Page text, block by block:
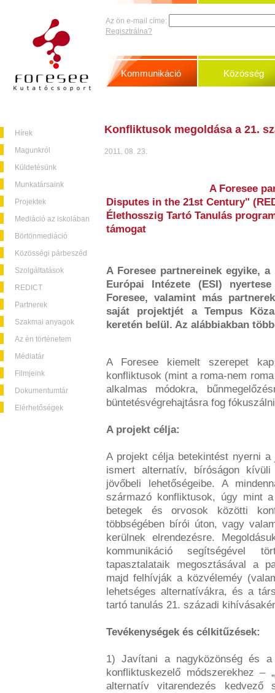
Hírek
Magunkról
Küldetésünk
Munkatársaink
Projektek
Mediáció az iskolában
Börtönmediáció
Közösségi párbeszéd
Szolgáltatások
REDICT
Partnerek
Szakmai anyagok
Az én történetem
Médiatár
Filmjeink
Dokumentumtár
Elérhetőségek
Az ön e-mail címe:
Regisztrálna?
Kommunikáció Közösség
Konfliktusok megoldása a 21.
2011. 08. 23.
A Foresee
Disputes in the 21st Century"
Élethosszig Tartó Tanulás
támogat
A Foresee partnereinek egyike,
Európai Intézete (ESI)
Foresee, valamint más
saját projektjét a Tempus
keretén belül. Az alábbiakban
A Foresee kiemelt szerepet
konfliktusok (mint a roma-nem
alkalmas módokra,
büntetésvégrehajtásra fog
A projekt célja:
A projekt célja betekintést nyerni
ismert alternatív, bíróságon
jövőbeli lehetőségeibe. A
származó konfliktusok, úgy mint
betegek és orvosok közötti
többségében bírói úton, vagy
kerülnek elrendezésre.
kommunikáció segítségével
tapasztalataik megosztásával a
majd felhívják a közvéleméy
lehetséges alternatívákra, és a
tartó tanulás 21. századi
Tevékenységek és célkitűzések:
1) Javítani a nagyközönség és
konfliktuskezelő módszerekhez –
alternatív vitarendezés kedvező